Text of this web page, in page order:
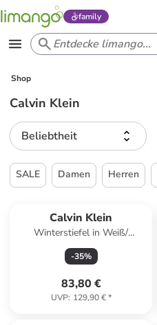
family
Shop
Calvin Klein
Beliebtheit
SALE Damen Herren
Calvin Klein
Winterstiefel in Weiß/
Schwarz
-35%
83,80 €
UVP: 129,90 €*